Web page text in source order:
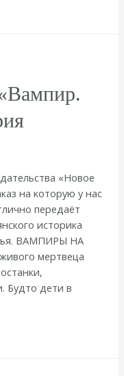
«Новое
на которую у нас
передаёт
историка
ВАМПИРЫ НА
мертвеца
Будто дети в